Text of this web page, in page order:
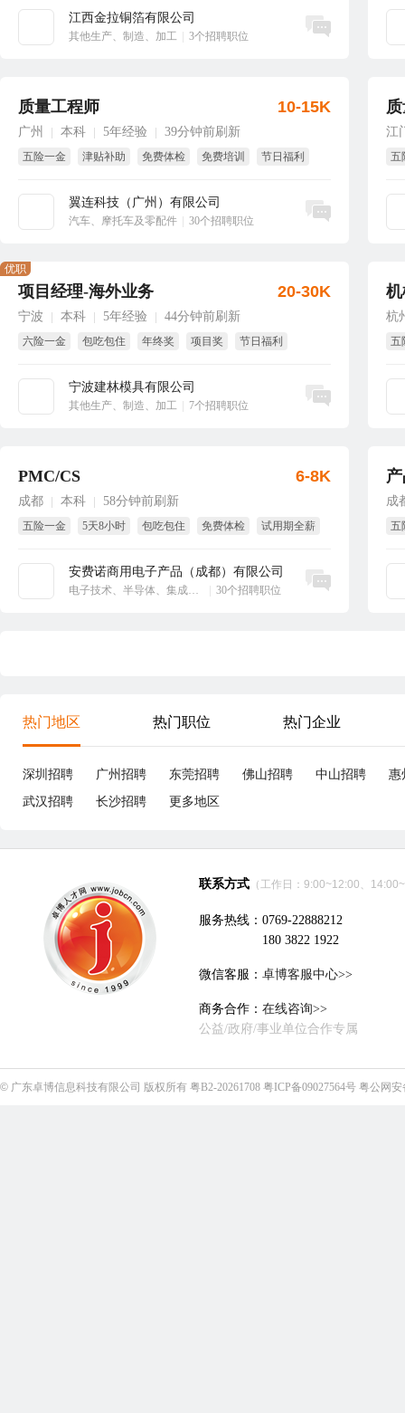
江西金拉铜箔有限公司
其他生产、制造、加工 3个招聘职位
立即沟通
质量工程师
广州 本科 5年经验 39分钟前刷新
五险一金 津贴补助 免费体检 免费培训
节日福利
翼连科技（广州）有限公司
汽车、摩托车及零配件 30个招聘职位
10-15K
立即沟通
江
五
项目经理-海外业务
宁波 本科 5年经验 44分钟前刷新
六险一金 包吃包住 年终奖 项目奖
节日福利
宁波建林模具有限公司
其他生产、制造、加工 7个招聘职位
优职
20-30K
立即沟通
杭
五
PMC/CS
成都 本科 58分钟前刷新
五险一金 5天8小时 包吃包住 免费体检
试用期全薪
安费诺商用电子产品（成都）有限公司
电子技术、半导体、集成电路 30个招聘职位
6-8K
立即沟通
成
五
热门地区 热门职位 热门企业
深圳招聘 广州招聘 东莞招聘 佛山招聘 中山招聘
惠
武汉招聘
长沙招聘 更多地区
联系方式 （工作日：9:00~12:00、
服务热线：0769-22888212
180 3822 1922
微信客服： 卓博客服中心>>
商务合作： 在线咨询>>
公益/政府/事业单位合作专属
© 广东卓博信息科技有限公司 版权所有 粤B2-20261708 粤ICP备09027564号 粤公网安